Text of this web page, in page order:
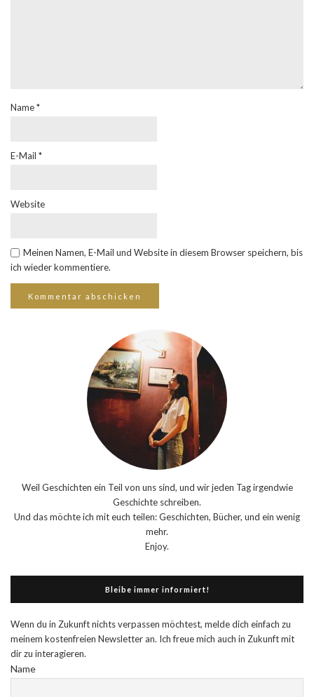
Name*
E-Mail *
Website
Meinen Namen, E-Mail und Website in diesem Browser speichern, bis
ich wieder kommentiere.
Weil Geschichten ein Teil von uns sind, und wir jeden Tag irgendwie
Geschichte schreiben.
Und das möchte ich mit euch teilen: Geschichten, Bücher, und ein wenig
mehr.
Enjoy.
Bleibe immer informiert!
Wenn du in Zukunft nichts verpassen möchtest, melde dich einfach zu
meinem kostenfreien Newsletter an. Ich freue mich auch in Zukunft mit
dir zu interagieren.
Name